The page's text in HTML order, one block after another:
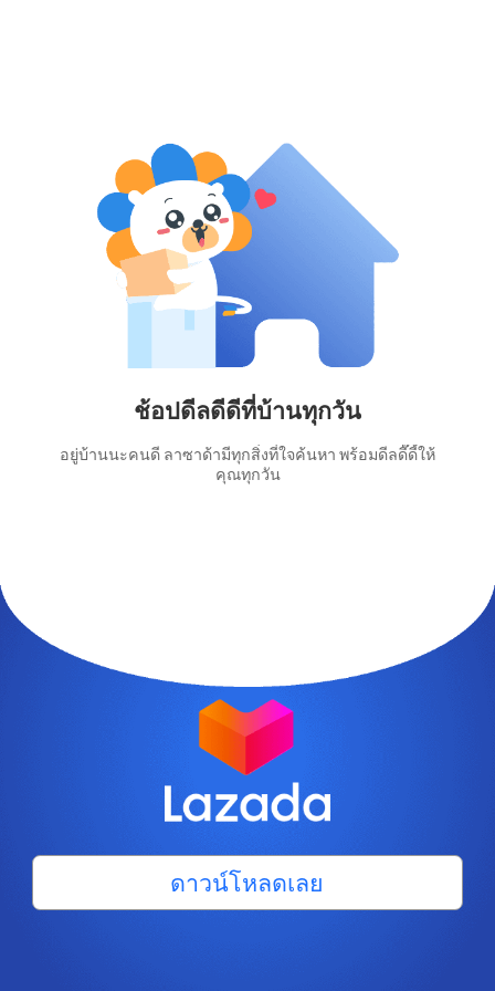
ช้อปดีลดีดีที่บ้านทุกวัน
อยู่บ้านนะคนดี ลาซาด้ามีทุกสิ่งที่ใจค้นหา พร้อมดีลดี๊ดี้ให้
คุณทุกวัน
ดาวน์โหลดเลย